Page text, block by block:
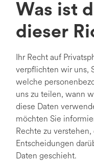
Was ist
dieser
Ihr Recht auf
verpflichten wir uns,
welche
uns zu teilen, wann
diese Daten
möchten Sie
Rechte zu
Entscheidungen
Daten geschieht.